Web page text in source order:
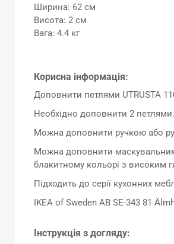
Ширина: 62 см
Висота: 2 см
Вага: 4.4 кг
Корисна інформація:
Доповнити петлями UTRUSTA
Необхідно доповнити 2 петлями.
Можна доповнити ручкою або
Можна доповнити
блакитному кольорі з високим
Підходить до серії кухонних
IKEA of Sweden AB SE-343 81
Інструкція з догляду: